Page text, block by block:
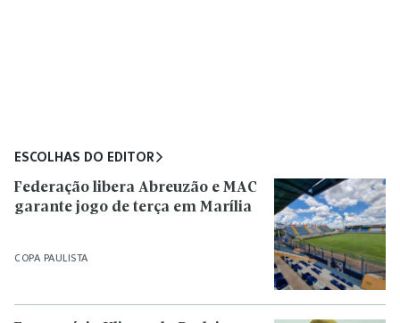
ESCOLHAS DO EDITOR
COPA PAULISTA
Federação libera Abreuzão e MAC
garante jogo de terça em Marília